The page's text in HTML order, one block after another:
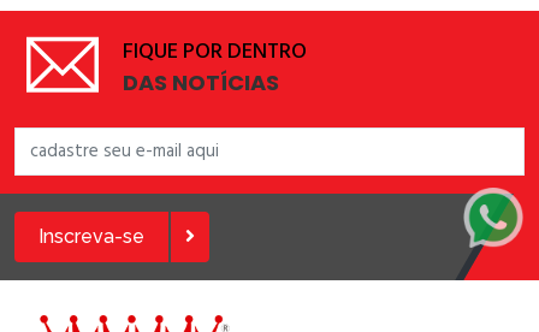
FIQUE POR DENTRO
DAS NOTÍCIAS
Inscreva-se